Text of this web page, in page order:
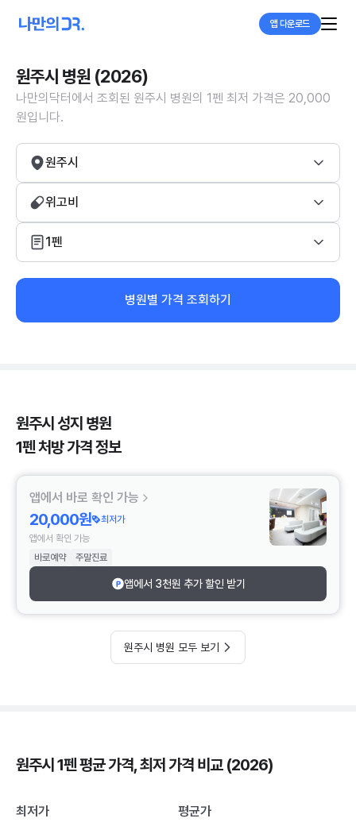
앱 다운로드
원주시 병원 (2026)
나만의닥터에서 조회된 원주시 병원의 1펜 최저 가격은 20,000
원입니다.
원주시
위고비
1펜
병원별 가격 조회하기
원주시 성지 병원
1펜 처방 가격 정보
앱에서 바로 확인 가능
20,000원
최저가
앱에서 확인 가능
바로예약
주말진료
앱에서 3천원 추가 할인 받기
원주시 병원 모두 보기
원주시 1펜 평균 가격, 최저 가격 비교 (2026)
최저가 평균가